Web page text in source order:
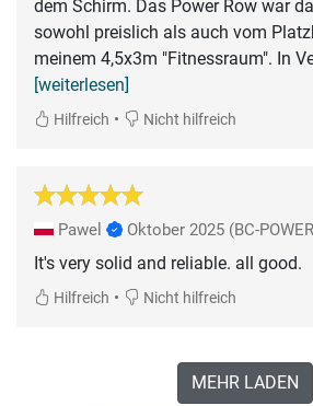
dem Schirm. Das Power Row war
sowohl preislich als auch vom
meinem 4,5x3m "Fitnessraum". In
[weiterlesen]
Hilfreich • Nicht hilfreich
Pawel Oktober 2025 (BC-
It's very solid and reliable. all good.
Hilfreich • Nicht hilfreich
MEHR LADEN